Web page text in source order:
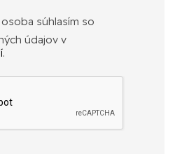
súhlasím so
údajov v
.